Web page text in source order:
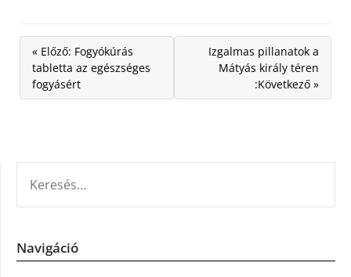
« Előző: Fogyókúrás
tabletta az egészséges
fogyásért
Izgalmas pillanatok a
Mátyás király téren
:Következő »
Navigáció